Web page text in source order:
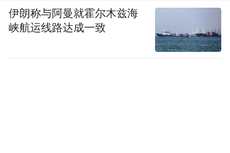
伊朗称与阿曼就霍尔木兹海
峡航运线路达成一致